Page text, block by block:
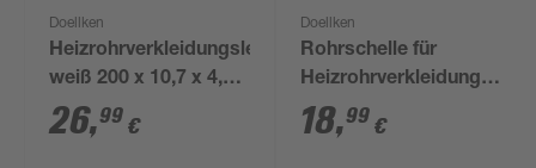
Doellken
Heizrohrverkleidungsleiste
weiß 200 x 10,7 x 4,5
cm
26,99 €
Doellken
Rohrschelle für
5 Stück
18,99 €